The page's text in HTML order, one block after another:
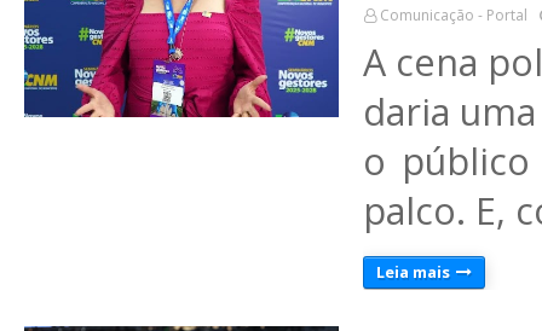
Comunicação - Portal
A cena
daria
o
palco. E,
Leia mais